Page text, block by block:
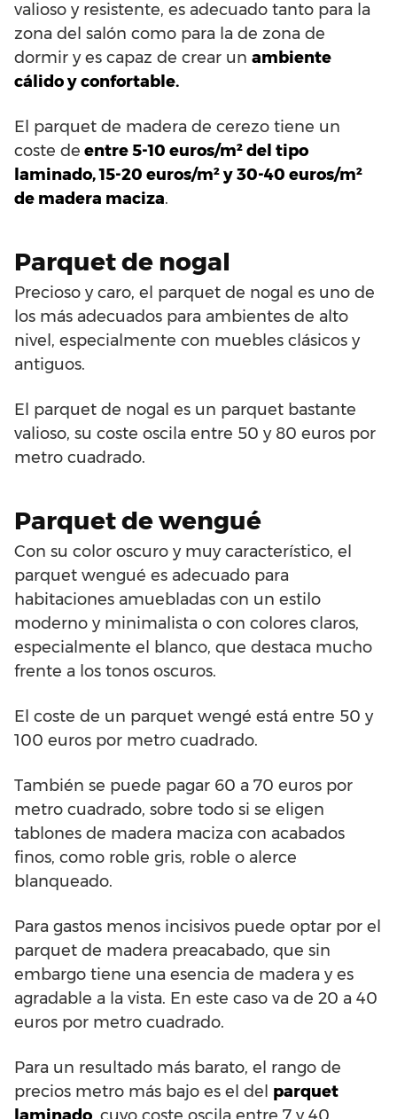
valioso y resistente, es adecuado tanto para la
zona del salón como para la de zona de
dormir y es capaz de crear un ambiente
cálido y confortable.
El parquet de madera de cerezo tiene un
coste de entre 5-10 euros/m² del tipo
laminado, 15-20 euros/m² y 30-40 euros/m²
de madera maciza.
Parquet de nogal
Precioso y caro, el parquet de nogal es uno de
los más adecuados para ambientes de alto
nivel, especialmente con muebles clásicos y
antiguos.
El parquet de nogal es un parquet bastante
valioso, su coste oscila entre 50 y 80 euros por
metro cuadrado.
Parquet de wengué
Con su color oscuro y muy característico, el
parquet wengué es adecuado para
habitaciones amuebladas con un estilo
moderno y minimalista o con colores claros,
especialmente el blanco, que destaca mucho
frente a los tonos oscuros.
El coste de un parquet wengé está entre 50 y
100 euros por metro cuadrado.
También se puede pagar 60 a 70 euros por
metro cuadrado, sobre todo si se eligen
tablones de madera maciza con acabados
finos, como roble gris, roble o alerce
blanqueado.
Para gastos menos incisivos puede optar por el
parquet de madera preacabado, que sin
embargo tiene una esencia de madera y es
agradable a la vista. En este caso va de 20 a 40
euros por metro cuadrado.
Para un resultado más barato, el rango de
precios metro más bajo es el del parquet
laminado, cuyo coste oscila entre 7 y 40